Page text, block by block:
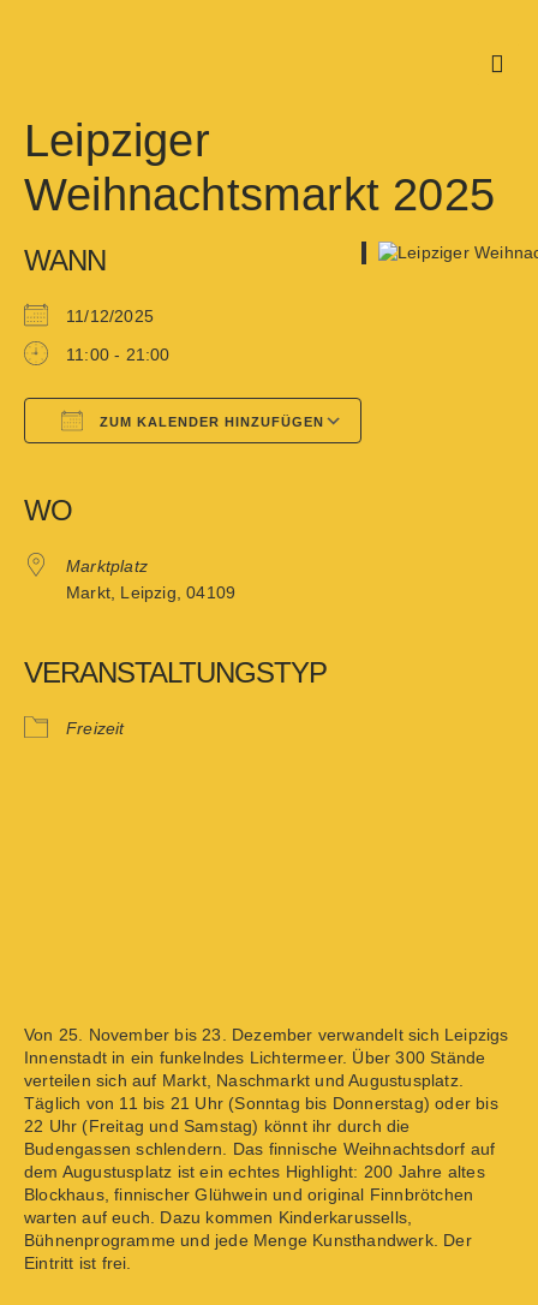
Leipziger
Weihnachtsmarkt 2025
WANN
11/12/2025
11:00 - 21:00
ZUM KALENDER HINZUFÜGEN
WO
Marktplatz
Markt, Leipzig, 04109
VERANSTALTUNGSTYP
Freizeit
Von 25. November bis 23. Dezember verwandelt sich Leipzigs
Innenstadt in ein funkelndes Lichtermeer. Über 300 Stände
verteilen sich auf Markt, Naschmarkt und Augustusplatz.
Täglich von 11 bis 21 Uhr (Sonntag bis Donnerstag) oder bis
22 Uhr (Freitag und Samstag) könnt ihr durch die
Budengassen schlendern. Das finnische Weihnachtsdorf auf
dem Augustusplatz ist ein echtes Highlight: 200 Jahre altes
Blockhaus, finnischer Glühwein und original Finnbrötchen
warten auf euch. Dazu kommen Kinderkarussells,
Bühnenprogramme und jede Menge Kunsthandwerk. Der
Eintritt ist frei.